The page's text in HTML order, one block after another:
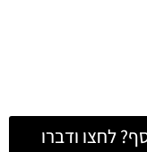
לחצו ודברו